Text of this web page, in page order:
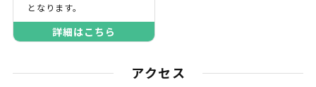
となります。
詳細はこちら
アクセス